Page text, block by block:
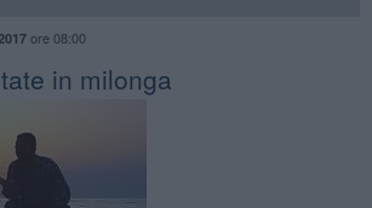
ore 08:00
in milonga